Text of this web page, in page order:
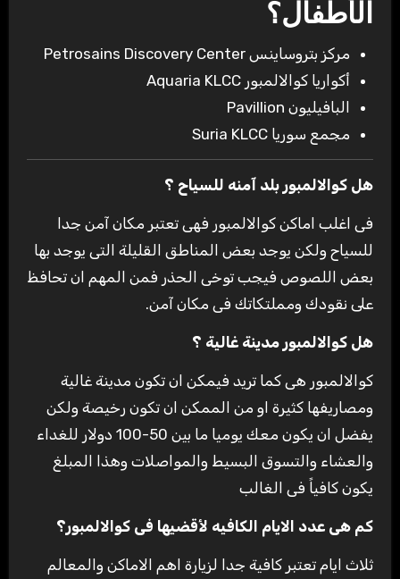
الأطفال؟
مركز بتروساينس Petrosains Discovery Center
أكواريا كوالالمبور Aquaria KLCC
البافيليون Pavillion
مجمع سوريا Suria KLCC
هل كوالالمبور بلد آمنه للسياح ؟
فى اغلب اماكن كوالالمبور فهى تعتبر مكان آمن جدا
للسياح ولكن يوجد بعض المناطق القليلة التى يوجد بها
بعض اللصوص فيجب توخى الحذر فمن المهم ان تحافظ
على نقودك ومملتكاتك فى مكان آمن.
هل كوالالمبور مدينة غالية ؟
كوالالمبور هى كما تريد فيمكن ان تكون مدينة غالية
ومصاريفها كثيرة او من الممكن ان تكون رخيصة ولكن
يفضل ان يكون معك يوميا ما بين 50-100 دولار للغداء
والعشاء والتسوق البسيط والمواصلات وهذا المبلغ
يكون كافياً فى الغالب
كم هى عدد الايام الكافيه لأقضيها فى كوالالمبور؟
ثلاث ايام تعتبر كافية جدا لزيارة اهم الاماكن والمعالم